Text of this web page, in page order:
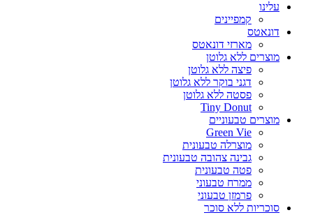
עלינו
קמפיינים
דונאטס
מארזי דונאטס
מוצרים ללא גלוטן
פיצה ללא גלוטן
דגני בוקר ללא גלוטן
פסטה ללא גלוטן
Tiny Donut
מוצרים טבעוניים
Green Vie
מוצרלה טבעונית
גבינה צהובה טבעונית
פטה טבעונית
ממרח טבעוני
פרמזן טבעוני
סוכריות ללא סוכר